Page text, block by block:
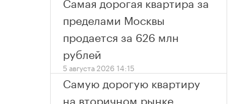
пределами Москвы
продается за 626 млн
рублей
5 августа 2026 14:15
Самую дорогую квартиру
на вторичном рынке